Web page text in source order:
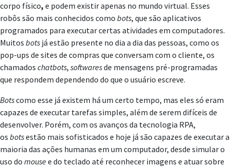
corpo físico, e podem existir apenas no mundo virtual. Esses
robôs são mais conhecidos como bots, que são aplicativos
programados para executar certas atividades em computadores.
Muitos bots já estão presente no dia a dia das pessoas, como os
pop-ups de sites de compras que conversam com o cliente, os
chamados chatbots, softwaresde mensagens pré-programadas
que respondem dependendo do que o usuário escreve.
Botscomo esse já existem há um certo tempo, mas eles só eram
capazes de executar tarefas simples, além de serem difíceis de
desenvolver. Porém, com os avanços da tecnologia RPA,
os botsestão mais sofisticados e hoje já são capazes de executar a
maioria das ações humanas em um computador, desde simular o
uso do mousee do teclado até reconhecer imagens e atuar sobre